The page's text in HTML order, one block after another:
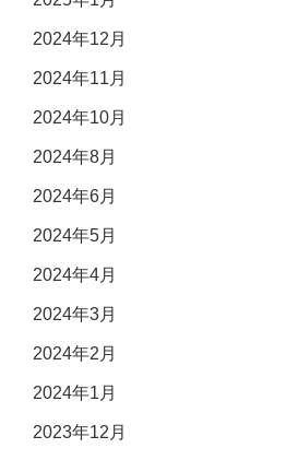
2024年12月
2024年11月
2024年10月
2024年8月
2024年6月
2024年5月
2024年4月
2024年3月
2024年2月
2024年1月
2023年12月